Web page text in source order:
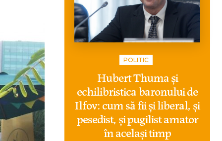
POLITIC
Hubert Thuma și
echilibristica baronului de
Ilfov: cum să fii și liberal, și
pesedist, și pugilist amator
în același timp